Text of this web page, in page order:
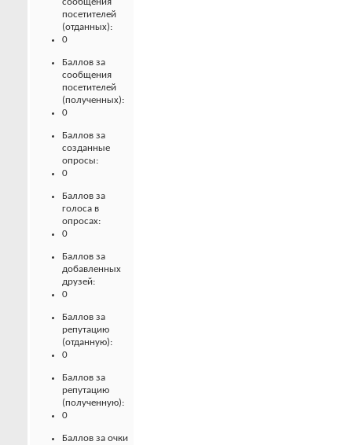
сообщения
посетителей
(отданных):
0
Баллов за
сообщения
посетителей
(полученных):
0
Баллов за
созданные
опросы:
0
Баллов за
голоса в
опросах:
0
Баллов за
добавленных
друзей:
0
Баллов за
репутацию
(отданную):
0
Баллов за
репутацию
(полученную):
0
Баллов за очки